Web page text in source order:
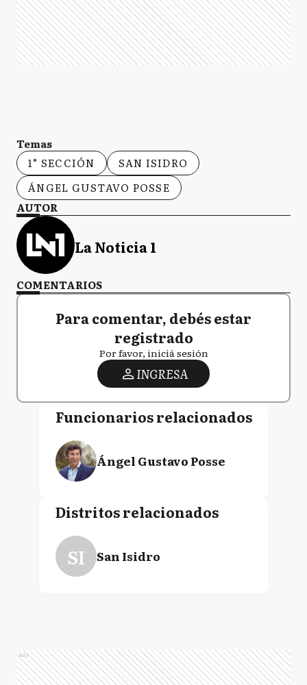
Temas
1° SECCIÓN
SAN ISIDRO
ÁNGEL GUSTAVO POSSE
AUTOR
La Noticia 1
COMENTARIOS
Para comentar, debés estar
registrado
Por favor, iniciá sesión
INGRESA
Funcionarios relacionados
Ángel Gustavo Posse
Distritos relacionados
SI San Isidro
Ads